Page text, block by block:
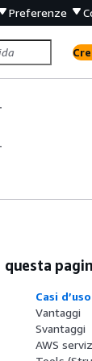
Preferenze
questa
Casi d’uso
Vantaggi
Svantaggi
AWS